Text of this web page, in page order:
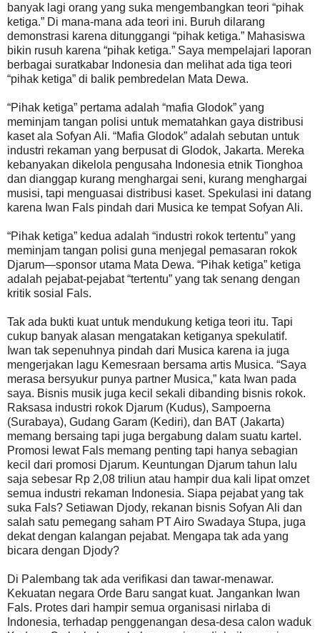
banyak lagi orang yang suka mengembangkan teori “pihak
ketiga.” Di mana-mana ada teori ini. Buruh dilarang
demonstrasi karena ditunggangi “pihak ketiga.” Mahasiswa
bikin rusuh karena “pihak ketiga.” Saya mempelajari laporan
berbagai suratkabar Indonesia dan melihat ada tiga teori
“pihak ketiga” di balik pembredelan Mata Dewa.
“Pihak ketiga” pertama adalah “mafia Glodok” yang
meminjam tangan polisi untuk mematahkan gaya distribusi
kaset ala Sofyan Ali. “Mafia Glodok” adalah sebutan untuk
industri rekaman yang berpusat di Glodok, Jakarta. Mereka
kebanyakan dikelola pengusaha Indonesia etnik Tionghoa
dan dianggap kurang menghargai seni, kurang menghargai
musisi, tapi menguasai distribusi kaset. Spekulasi ini datang
karena Iwan Fals pindah dari Musica ke tempat Sofyan Ali.
“Pihak ketiga” kedua adalah “industri rokok tertentu” yang
meminjam tangan polisi guna menjegal pemasaran rokok
Djarum—sponsor utama Mata Dewa. “Pihak ketiga” ketiga
adalah pejabat-pejabat “tertentu” yang tak senang dengan
kritik sosial Fals.
Tak ada bukti kuat untuk mendukung ketiga teori itu. Tapi
cukup banyak alasan mengatakan ketiganya spekulatif.
Iwan tak sepenuhnya pindah dari Musica karena ia juga
mengerjakan lagu Kemesraan bersama artis Musica. “Saya
merasa bersyukur punya partner Musica,” kata Iwan pada
saya. Bisnis musik juga kecil sekali dibanding bisnis rokok.
Raksasa industri rokok Djarum (Kudus), Sampoerna
(Surabaya), Gudang Garam (Kediri), dan BAT (Jakarta)
memang bersaing tapi juga bergabung dalam suatu kartel.
Promosi lewat Fals memang penting tapi hanya sebagian
kecil dari promosi Djarum. Keuntungan Djarum tahun lalu
saja sebesar Rp 2,08 triliun atau hampir dua kali lipat omzet
semua industri rekaman Indonesia. Siapa pejabat yang tak
suka Fals? Setiawan Djody, rekanan bisnis Sofyan Ali dan
salah satu pemegang saham PT Airo Swadaya Stupa, juga
dekat dengan kalangan pejabat. Mengapa tak ada yang
bicara dengan Djody?
Di Palembang tak ada verifikasi dan tawar-menawar.
Kekuatan negara Orde Baru sangat kuat. Jangankan Iwan
Fals. Protes dari hampir semua organisasi nirlaba di
Indonesia, terhadap penggenangan desa-desa calon waduk